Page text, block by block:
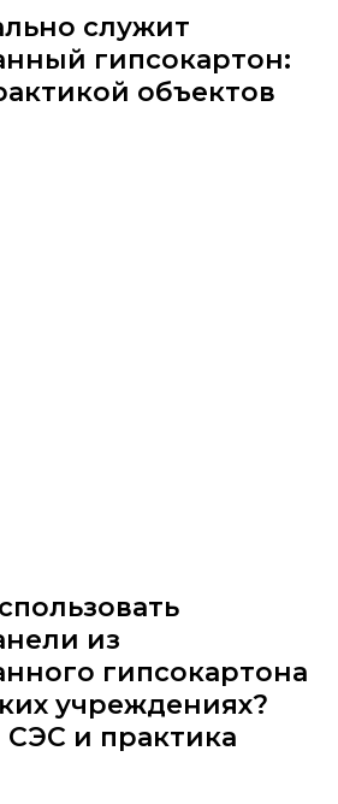
служит
гипсокартон:
объектов
из
гипсокартона
учреждениях?
и практика